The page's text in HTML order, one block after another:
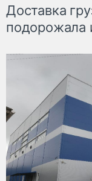
Доставка
подорожала